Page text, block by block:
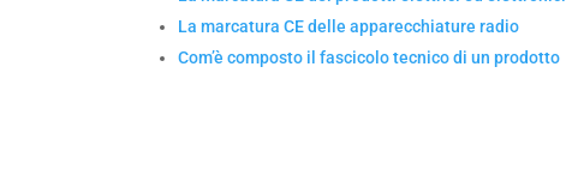
La marcatura CE delle apparecchiature radio
Com’è composto il fascicolo tecnico di un prodotto